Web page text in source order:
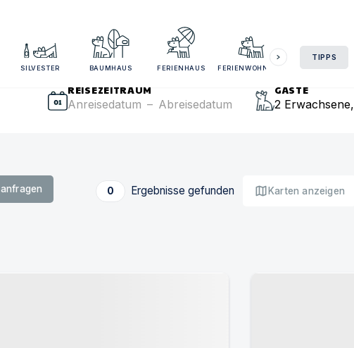
SILVESTER BAUMHAUS FERIENHAUS FERIENWOHNUNG
TIPPS
Gästezahl angeben für bessere Suchergebnisse
REISEZEITRAUM
Anreisedatum – Abreisedatum
GÄSTE
2 Erwachsene,
0 Ergebnisse gefunden mapKarten anzeigen